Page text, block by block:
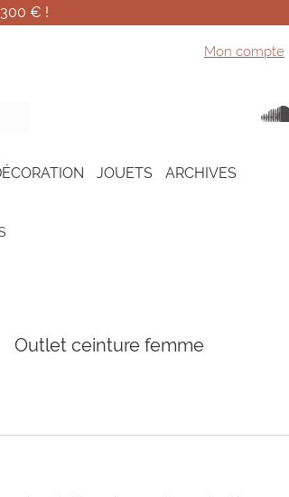
€ !
Mon compte
JOUETS ARCHIVES
Outlet ceinture femme